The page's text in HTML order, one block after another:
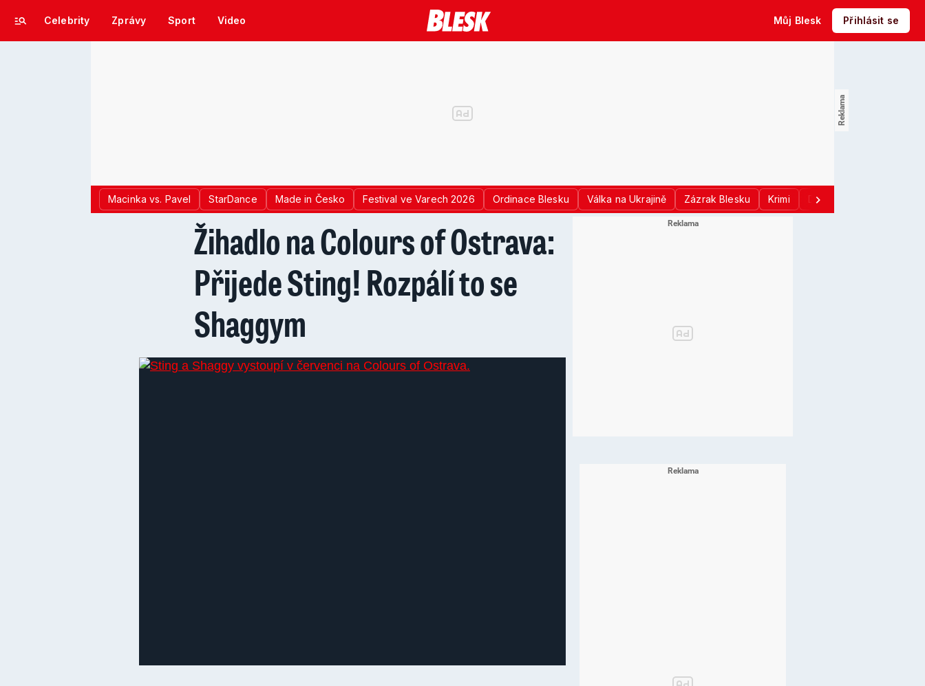
Celebrity Zprávy Sport Video Můj Blesk Přihlásit se
Macinka vs. Pavel StarDance Made in Česko Festival ve Varech 2026 Ordinace Blesku Válka na Ukrajině Zázrak Blesku Krimi Donald Trump
Žihadlo na Colours of Ostrava:
Přijede Sting! Rozpálí to se
Shaggym